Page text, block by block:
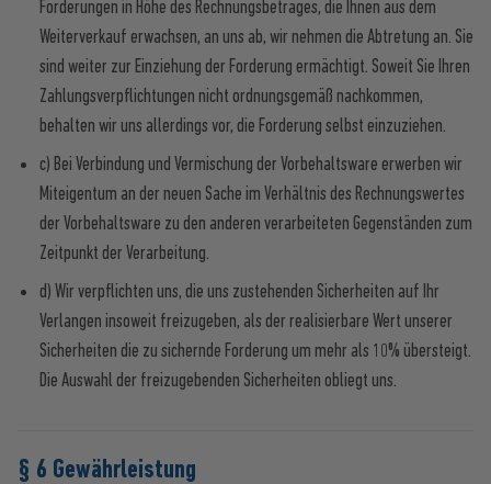
Forderungen in Höhe des Rechnungsbetrages, die Ihnen aus dem
Weiterverkauf erwachsen, an uns ab, wir nehmen die Abtretung an. Sie
sind weiter zur Einziehung der Forderung ermächtigt. Soweit Sie Ihren
Zahlungsverpflichtungen nicht ordnungsgemäß nachkommen,
behalten wir uns allerdings vor, die Forderung selbst einzuziehen.
c) Bei Verbindung und Vermischung der Vorbehaltsware erwerben wir
Miteigentum an der neuen Sache im Verhältnis des Rechnungswertes
der Vorbehaltsware zu den anderen verarbeiteten Gegenständen zum
Zeitpunkt der Verarbeitung.
d) Wir verpflichten uns, die uns zustehenden Sicherheiten auf Ihr
Verlangen insoweit freizugeben, als der realisierbare Wert unserer
Sicherheiten die zu sichernde Forderung um mehr als 10% übersteigt.
Die Auswahl der freizugebenden Sicherheiten obliegt uns.
§ 6 Gewährleistung